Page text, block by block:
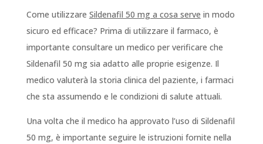
Come utilizzare Sildenafil 50 mg a cosa serve in modo
sicuro ed efficace? Prima di utilizzare il farmaco, è
importante consultare un medico per verificare che
Sildenafil 50 mg sia adatto alle proprie esigenze. Il
medico valuterà la storia clinica del paziente, i farmaci
che sta assumendo e le condizioni di salute attuali.
Una volta che il medico ha approvato l’uso di Sildenafil
50 mg, è importante seguire le istruzioni fornite nella